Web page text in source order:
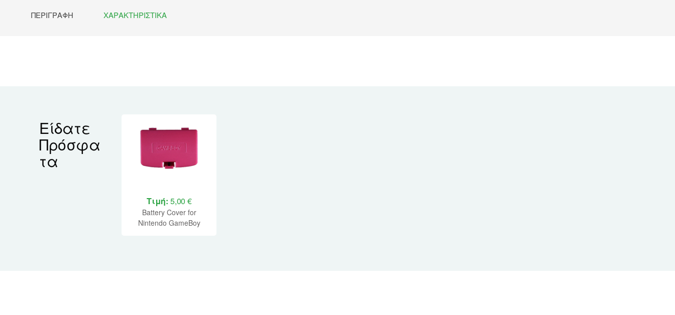
ΠΕΡΙΓΡΑΦΉ ΧΑΡΑΚΤΗΡΙΣΤΙΚΆ
Είδατε
Πρόσφα
τα
Τιμή: 5,00 €
Battery Cover for
Nintendo GameBoy